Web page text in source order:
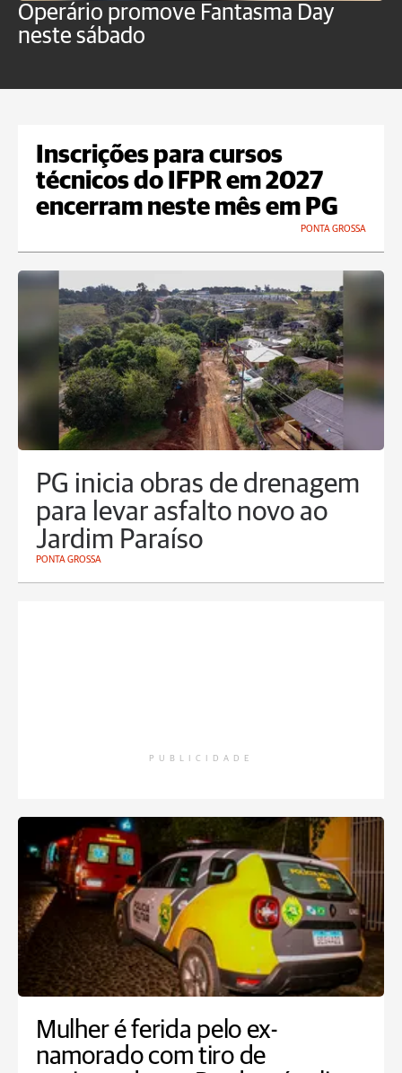
Operário promove Fantasma Day
neste sábado
Inscrições para cursos
técnicos do IFPR em 2027
encerram neste mês em PG
PONTA GROSSA
PG inicia obras de drenagem
para levar asfalto novo ao
Jardim Paraíso
PONTA GROSSA
PUBLICIDADE
Mulher é ferida pelo ex-
namorado com tiro de